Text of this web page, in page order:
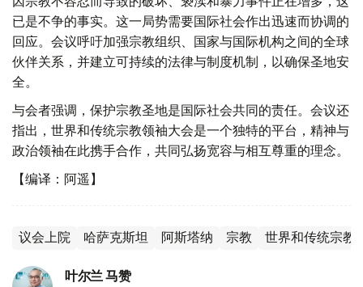
已是不争的事实。这一局势需要国际社会作出迅速而协调的
回应。会议呼吁加强宗教组织、国家与国际机构之间的全球
伙伴关系，并建立可持续的法律与制度机制，以确保圣地安
全。
与会者强调，保护宗教圣地是国际社会共同的责任。会议还
指出，世界和传统宗教领袖大会是一个独特的平台，精神与
政治领袖在此携手合作，共同弘扬宽容与相互尊重的理念。
【编译：阿遥】
议会上院 哈萨克斯坦 阿斯塔纳 宗教 世界和传统宗教
叶尔兰 马赞